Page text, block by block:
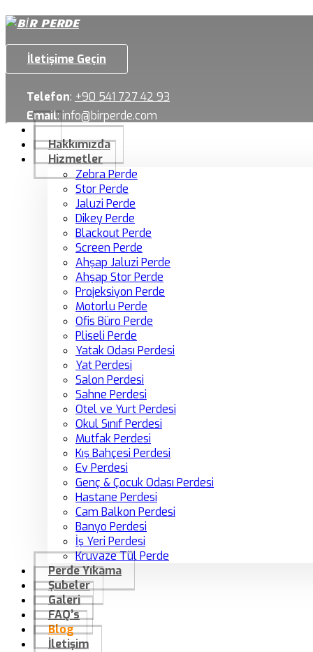
İletişime Geçin
Telefon: +90 541 727 42 93
Email:info@birperde.com
Hakkımızda
Hizmetler
Zebra Perde
Stor Perde
Jaluzi Perde
Dikey Perde
Blackout Perde
Screen Perde
Ahşap Jaluzi Perde
Ahşap Stor Perde
Projeksiyon Perde
Motorlu Perde
Ofis Büro Perde
Pliseli Perde
Yatak Odası Perdesi
Yat Perdesi
Salon Perdesi
Sahne Perdesi
Otel ve Yurt Perdesi
Okul Sınıf Perdesi
Mutfak Perdesi
Kış Bahçesi Perdesi
Ev Perdesi
Genç & Çocuk Odası Perdesi
Hastane Perdesi
Cam Balkon Perdesi
Banyo Perdesi
İş Yeri Perdesi
Kruvaze Tül Perde
Perde Yıkama
Şubeler
Galeri
FAQ’s
Blog
İletişim